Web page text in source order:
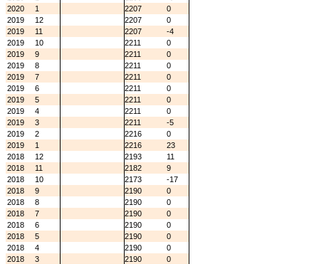
2020
1 2207
0
2019
12 2207
0
2019
11 2207
-4
2019
10 2211
0
2019
9 2211
0
2019
8 2211
0
2019
7 2211
0
2019
6 2211
0
2019
5 2211
0
2019
4 2211
0
2019
3 2211
-5
2019
2 2216
0
2019
1 2216
23
2018
12 2193
11
2018
11 2182
9
2018
10 2173
-17
2018
9 2190
0
2018
8 2190
0
2018
7 2190
0
2018
6 2190
0
2018
5 2190
0
2018
4 2190
0
2018
3 2190
0